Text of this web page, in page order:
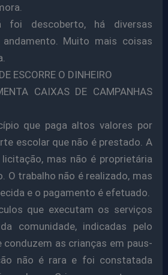
descoberto, há diversas
Muito mais coisas
ESCORRE O DINHEIRO
CAIXAS DE CAMPANHAS
que paga altos valores por
escolar que não é prestado. A
licitação, mas não é proprietária
O trabalho não é realizado, mas
e o pagamento é efetuado.
que executam os serviços
comunidade, indicadas pelo
conduzem as crianças em paus-
não é rara e foi constatada